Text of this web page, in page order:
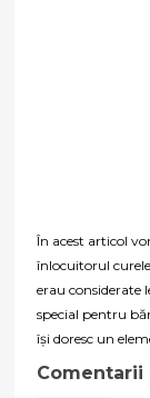
În acest articol
înlocuitorul
erau considerate
special pentru
își doresc un
Comentarii